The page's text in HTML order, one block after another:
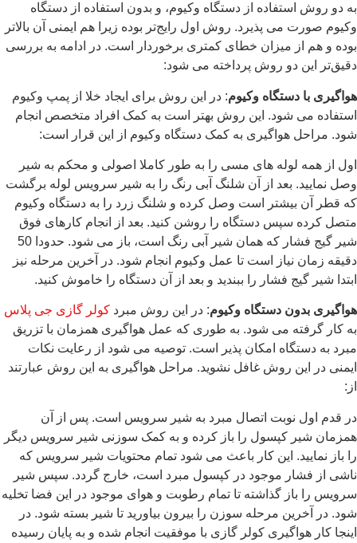
به دو روش استفاده از دستگاه وکیوم، و بدون استفاده از دستگاه
وکیوم صورت می ‌پذیرد. روش اول رایج‌تر بوده زیرا هم ایمنی آن بالاتر
بوده و هم از میزان خطای کمتری برخوردار است. در ادامه به بررسی
دقیق‌تر این دو روش پرداخته می شود:
هواگیری با دستگاه وکیوم: در این روش برای ایجاد خلا از پمپ وکیوم
استفاده می‌ شود. این روش بهتر است به کمک افراد متخصص انجام
شود. مراحل هواگیری به کمک دستگاه وکیوم از این قرار است:
اول از همه لوله ‌های مسی را به طور کاملا اصولی و محکم به شیر
وصل نمایید. بعد از آن شلنگ آبی رنگ را به شیر سرویس لوله برگشت
که قطر آن بیشتر است وصل کرده و شلنگ زرد را به دستگاه وکیوم
متصل کرده سپس دستگاه را روشن کنید. بعد از انجام کارهای فوق
شیر گیج فشار که همان شیر آبی رنگ است، باز می شود. حدودا 50
دقیقه زمان نیاز است تا عمل وکیوم انجام شود. در آخرین مرحله نیز
ابتدا شیر گیج فشار را ببندید و بعد از آن دستگاه را خاموش کنید.
هواگیری بدون دستگاه وکیوم: در این روش مبرد کولر گازی جی پلاس
به کار گرفته می شود. به طوری که عمل هواگیری همزمان با تزریق
مبرد به دستگاه امکان پذیر است. توصیه می شود از رعایت نکات
ایمنی در این روش غافل نشوید. مراحل هواگیری به این روش عبارتند
از:
در قدم اول نوبت اتصال مبرد به شیر سرویس است. پس از آن
همزمان شیر کپسول را باز کرده و به کمک سوزنی شیر سرویس دیگر
را باز نمایید. این کار باعث می شود تمام محتویات شیر سرویس که
ناشی از فشار موجود در کپسول مبرد است، خارج گردد. سپس شیر
سرویس را باز گذاشته تا تمام رطوبت و هوای موجود در این فضا تخلیه
شود. در آخرین مرحله سوزن را بیرون بیاورید تا شیر بسته شود. در
اینجا کار هواگیری کولر گازی با موفقیت انجام شده و به پایان رسیده